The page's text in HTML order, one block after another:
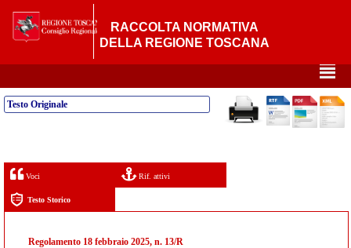
RACCOLTA NORMATIVA
DELLA REGIONE TOSCANA
²
Testo Originale
Voci Rif. attivi
Testo Storico
Regolamento 18 febbraio 2025, n. 13/R